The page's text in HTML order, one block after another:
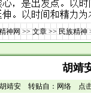
神网>>文章>>民族精神
胡靖
胡靖安 转贴自：网络 点